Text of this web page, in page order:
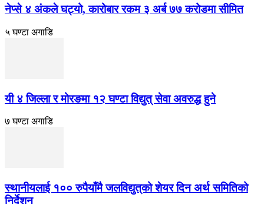
नेप्से ४ अंकले घट्यो, कारोबार रकम ३ अर्ब ७७ करोडमा सीमित
५ घण्टा अगाडि
यी ४ जिल्ला र मोरङमा १२ घण्टा विद्युत् सेवा अवरुद्ध हुने
७ घण्टा अगाडि
स्थानीयलाई १०० रुपैयाँमै जलविद्युत्‌को शेयर दिन अर्थ समितिको
निर्देशन